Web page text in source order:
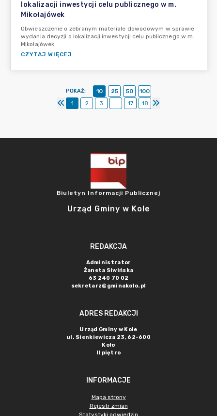
lokalizacji inwestycji celu publicznego w m.
Mikołajówek
Obwieszczenie o zebranym materiale dowodowym w sprawie
wydania decyzji o lokalizacji inwestycji celu publicznego w m.
Mikołajówek
CZYTAJ WIĘCEJ
POKAŻ: 10 25 50
100
1
2 3 ... 17 18
Biuletyn Informacji Publicznej
Urząd Gminy w Kole
REDAKCJA
Administrator
Żaneta Siwińska
63 240 70 02
sekretarz@gminakolo.pl
ADRES REDAKCJI
Urząd Gminy w Kole
ul. Sienkiewicza 23, 62-600
Koło
II piętro
INFORMACJE
Mapa strony
Rejestr zmian
Statystyki odwiedzin